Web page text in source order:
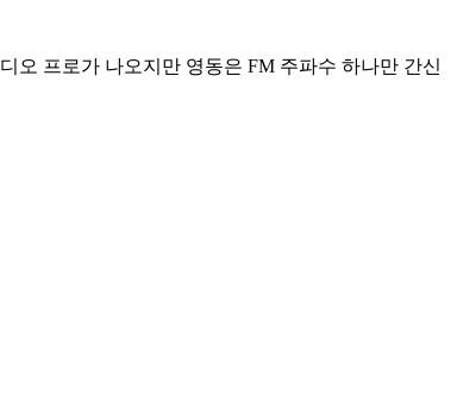
오 프로가 나오지만 영동은 FM 주파수 하나만 간신